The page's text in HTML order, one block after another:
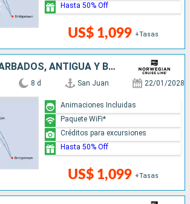
US$ 1,099 +Tasas
Hasta 50% Off
PUERTO RICO, BARBADOS, ANTIGUA Y BARBUDA, SAN MARTÍN
8 d San Juan 22/01/2028
US$ 1,099 +Tasas
Animaciones Incluidas
Paquete WiFi*
Créditos para excursiones
Hasta 50% Off